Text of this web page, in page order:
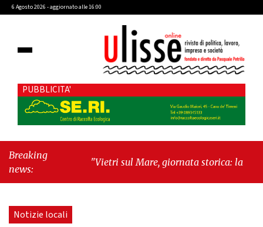
6 Agosto 2026 - aggiornato alle 16:00
PUBBLICITA'
Breaking
news:
"Vietri sul Mare, giornata storica: la ceramica
Notizie locali